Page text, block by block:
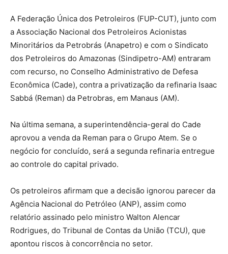
A Federação Única dos Petroleiros (FUP-CUT), junto com
a Associação Nacional dos Petroleiros Acionistas
Minoritários da Petrobrás (Anapetro) e com o Sindicato
dos Petroleiros do Amazonas (Sindipetro-AM) entraram
com recurso, no Conselho Administrativo de Defesa
Econômica (Cade), contra a privatização da refinaria Isaac
Sabbá (Reman) da Petrobras, em Manaus (AM).
Na última semana, a superintendência-geral do Cade
aprovou a venda da Reman para o Grupo Atem. Se o
negócio for concluído, será a segunda refinaria entregue
ao controle do capital privado.
Os petroleiros afirmam que a decisão ignorou parecer da
Agência Nacional do Petróleo (ANP), assim como
relatório assinado pelo ministro Walton Alencar
Rodrigues, do Tribunal de Contas da União (TCU), que
apontou riscos à concorrência no setor.